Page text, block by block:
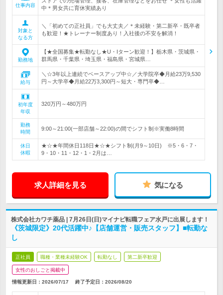
仕事内容
中＊男女共に育休実績あり
対象と
なる方
＼「初めての正社員」でも大丈夫／＊未経験・第二新卒・既卒者
も歓迎！★トレーナー制度あり！入社後の不安を解消！
勤務地
【★全国募集★転勤なし★U・Iターン歓迎！】栃木県・茨城県・
群馬県・千葉県・埼玉県・福島県・宮城県…
給与
＼☆3年以上連続でベースアップ中☆／大学院卒◆月給23万9,530
円～大学卒◆月給22万3,300円～短大・専門卒◆…
初年度
年収
320万円～480万円
勤務
時間
9:00～21:00(一部店舗～22:00)の間でシフト制※実働8時間
休日
休暇
★☆★年間休日118日★☆★シフト制(月9～10日) ※5・6・7・
9・10・11・12・1・2月は…
求人詳細を見る 気になる
株式会社カワチ薬品 | 7月26日(日)マイナビ転職フェア水戸に出展します！
《茨城限定》20代活躍中♪【店舗運営・販売スタッフ】■転勤な
し
正社員 職種・業種未経験OK 転勤なし 第二新卒歓迎
女性のおしごと掲載中
情報更新日：2026/07/17 終了予定日： 2026/08/20